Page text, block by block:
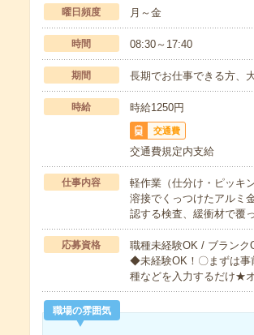
曜日頻度 月～金
時間 08:30～17:40
期間 長期でお仕事できる方、
時給 時給1250円
交通費
交通費規定内支給
仕事内容
軽作業（仕分け・ピッキ
溶接でくっつけたアルミ
認する検査、緩衝材で覆
応募資格
職種未経験OK / ブランク
◆未経験OK！〇まずは事
種などを入力するだけ★
職場の雰囲気